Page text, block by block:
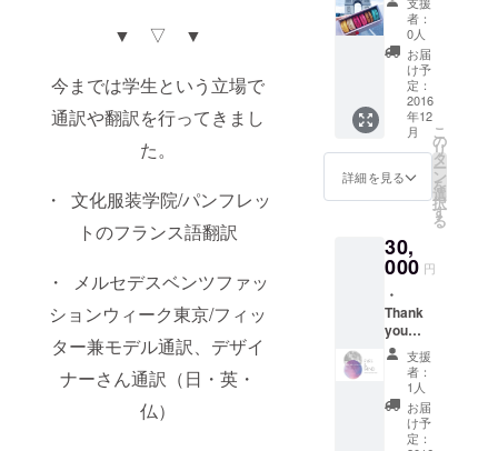
▼ ▽ ▼
今までは学生という立場で
通訳や翻訳を行ってきまし
た。
・ 文化服装学院/パンフレッ
トのフランス語翻訳
・ メルセデスベンツファッ
ションウィーク東京/フィッ
ター兼モデル通訳、デザイ
ナーさん通訳（日・英・
仏）
イド
ブック
ロー
カル目
線で作
り上げ
るスペ
シャル
なガイ
ドブッ
Special
book –
ション
編- 私
から見
たパリ
ファッ
ション
を皆様
にお届
お礼の
メール
をお送
りさせ
ていた
だきま
す。 ・
報告書
イン
ターン
シップ
ポート
にして
送りま
す。 ・
EYES&
MIND
パリガ
イド
ブック
ロー
カル目
線で作
者：
0人
お届
け予
定：
2016
年12
月
詳細を見る
こ
の
リ
タ
ー
ン
を
選
択
す
る
30,
000 円
・
Thank
you
letter
お礼の
メール
をお送
りさせ
ていた
支援
者：
1人
お届
け予
定：